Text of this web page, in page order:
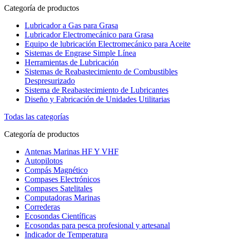
Categoría de productos
Lubricador a Gas para Grasa
Lubricador Electromecánico para Grasa
Equipo de lubricación Electromecánico para Aceite
Sistemas de Engrase Simple Línea
Herramientas de Lubricación
Sistemas de Reabastecimiento de Combustibles
Despresurizado
Sistema de Reabastecimiento de Lubricantes
Diseño y Fabricación de Unidades Utilitarias
Todas las categorías
Categoría de productos
Antenas Marinas HF Y VHF
Autopilotos
Compás Magnético
Compases Electrónicos
Compases Satelitales
Computadoras Marinas
Correderas
Ecosondas Científicas
Ecosondas para pesca profesional y artesanal
Indicador de Temperatura